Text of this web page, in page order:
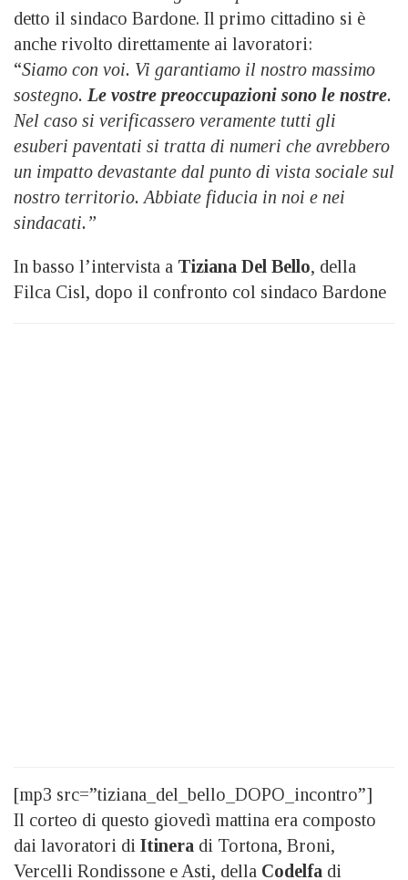
detto il sindaco Bardone. Il primo cittadino si è
anche rivolto direttamente ai lavoratori:
“Siamo con voi. Vi garantiamo il nostro massimo
sostegno. Le vostre preoccupazioni sono le nostre.
Nel caso si verificassero veramente tutti gli
esuberi paventati si tratta di numeri che avrebbero
un impatto devastante dal punto di vista sociale sul
nostro territorio. Abbiate fiducia in noi e nei
sindacati.”
In basso l’intervista a Tiziana Del Bello, della
Filca Cisl, dopo il confronto col sindaco Bardone
[mp3 src=”tiziana_del_bello_DOPO_incontro”]
Il corteo di questo giovedì mattina era composto
dai lavoratori di Itinera di Tortona, Broni,
Vercelli Rondissone e Asti, della Codelfa di